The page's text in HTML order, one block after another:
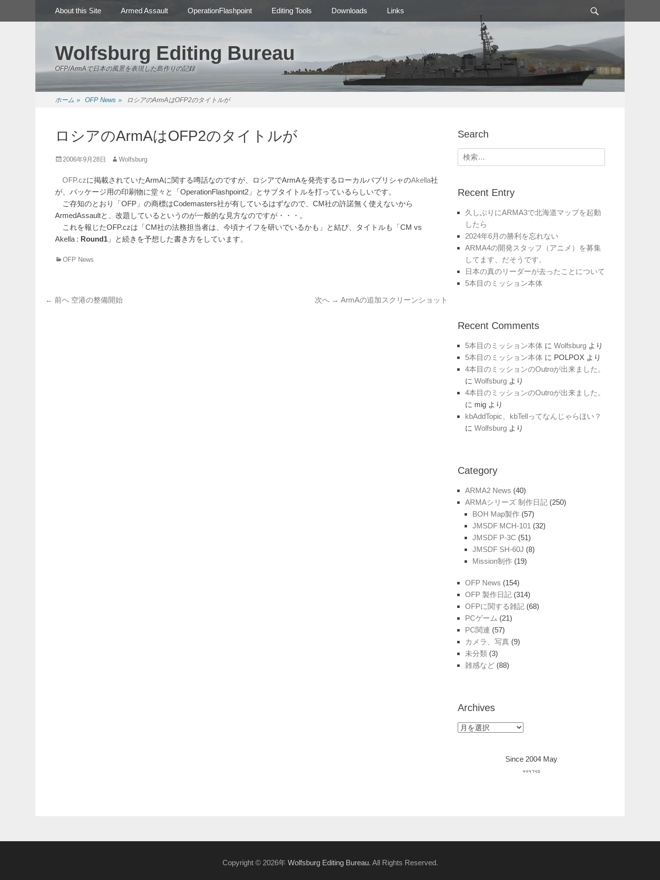
Wolfsburg Editing Bureau
OFP/ArmAで日本の風景を表現した島作りの記録
メインメニュー
キ
About this Site Armed Assault OperationFlashpoint Editing Tools Downloads Links
ホーム » OFP News » ロシアのArmAはOFP2のタイトルが
ロシアのArmAはOFP2のタイトルが
投 2006年9月28日
投
者
Wolfsburg
OFP.czに掲載されていたArmAに関する噂話なのですが、ロシアでArmAを発売するローカルパブリシャのAkella社
が、パッケージ用の印刷物に堂々と「OperationFlashpoint2」とサブタイトルを打っているらしいです。
ご存知のとおり「OFP」の商標はCodemasters社が有しているはずなので、CM社の許諾無く使えないから
ArmedAssaultと、改題しているというのが一般的な見方なのですが・・・。
これを報じたOFP.czは「CM社の法務担当者は、今頃ナイフを研いでいるかも」と結び、タイトルも「CM vs
Akella : Round1 」と続きを予想した書き方をしています。
カ
ー
OFP News
投
← 前へ 前
空港の整備開始 次へ → 次
ArmAの追加スクリーンショット
Search
検
索:
Recent Entry
久しぶりにARMA3で北海道マップを起動
したら
2024年6月の勝利を忘れない
ARMA4の開発スタッフ（アニメ）を募集
してます、だそうです。
日本の真のリーダーが去ったことについて
5本目のミッション本体
Recent Comments
5本目のミッション本体 に Wolfsburg より
5本目のミッション本体 に POLPOX より
4本目のミッションのOutroが出来ました。
に Wolfsburg より
4本目のミッションのOutroが出来ました。
に mig より
kbAddTopic、kbTellってなんじゃらほい？
に Wolfsburg より
Category
ARMA2 News (40)
ARMAシリーズ 制作日記 (250)
BOH Map製作 (57)
JMSDF MCH-101 (32)
JMSDF P-3C (51)
JMSDF SH-60J (8)
Mission制作 (19)
OFP News (154)
OFP 製作日記 (314)
OFPに関する雑記 (68)
PCゲーム (21)
PC関連 (57)
カメラ、写真 (9)
未分類 (3)
雑感など (88)
Archives
Archives
Since 2004 May
Copyright © 2026年 Wolfsburg Editing Bureau. All Rights Reserved.